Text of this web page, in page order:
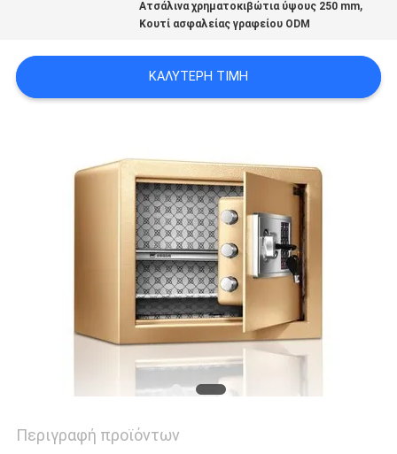
ΑΠΌΣΠΑΣΜΑ
SITEMAP
Ατσάλινα χρηματοκιβώτια ύψους 250 mm,
Κουτί ασφαλείας γραφείου ODM
ΚΑΛΎΤΕΡΗ ΤΙΜΉ
Περιγραφή προϊόντων